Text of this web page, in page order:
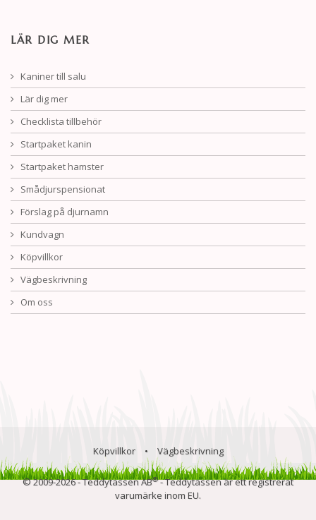
LÄR DIG MER
Kaniner till salu
Lär dig mer
Checklista tillbehör
Startpaket kanin
Startpaket hamster
Smådjurspensionat
Förslag på djurnamn
Kundvagn
Köpvillkor
Vägbeskrivning
Om oss
Köpvillkor • Vägbeskrivning
© 2009-2026 - Teddytassen AB®- Teddytassen är ett registrerat
varumärke inom EU.